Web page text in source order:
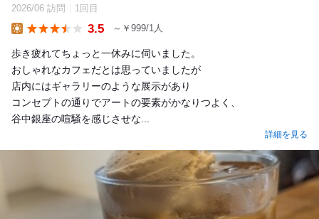
2026/06 訪問 1回目
3.5 ～￥999/1人
歩き疲れてちょっと一休みに伺いました。
おしゃれなカフェだとは思っていましたが
店内にはギャラリーのような展示があり
コンセプトの通りでアートの要素がかなりつよく、
谷中銀座の喧騒を感じさせな...
詳細を見る